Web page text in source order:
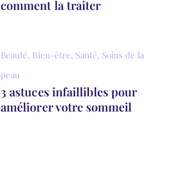
comment la traiter
Beauté, Bien-être, Santé, Soins de la
peau
3 astuces infaillibles pour
améliorer votre sommeil